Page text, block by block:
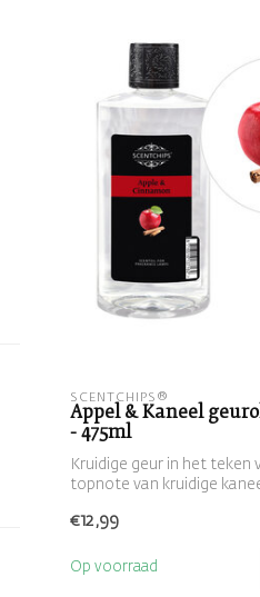
SCENTCHIPS®
Appel & Kaneel
- 475ml
Kruidige geur in het teken
topnote van kruidige
€12,99
Op voorraad